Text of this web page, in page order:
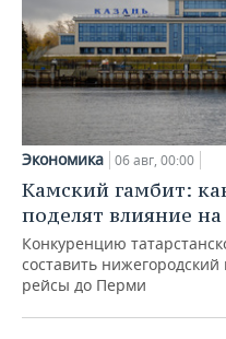
Экономика 06 авг, 00:00
Камский гамбит:
поделят влияние
Конкуренцию
составить
рейсы до Перми